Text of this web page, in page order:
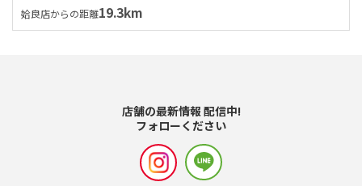
姶良店からの距離19.3km
店舗の最新情報 配信中!
フォローください